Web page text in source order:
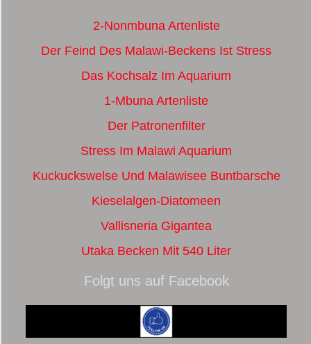
2-Nonmbuna Artenliste
Der Feind Des Malawi-Beckens Ist Stress
Das Kochsalz Im Aquarium
1-Mbuna Artenliste
Der Patronenfilter
Stress Im Malawi Aquarium
Kuckuckswelse Und Malawisee Buntbarsche
Kieselalgen-Diatomeen
Vallisneria Gigantea
Utaka Becken Mit 540 Liter
Folgt uns auf Facebook